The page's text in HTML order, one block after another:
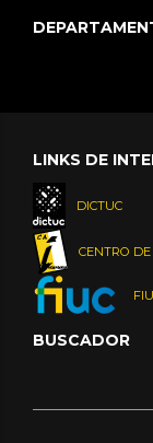
LINKS DE
DICTUC
CENTRO
BUSCADOR